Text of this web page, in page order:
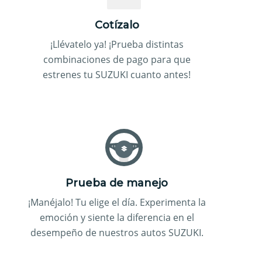
Cotízalo
¡Llévatelo ya! ¡Prueba distintas
combinaciones de pago para que
estrenes tu SUZUKI cuanto antes!
Prueba de manejo
¡Manéjalo! Tu elige el día. Experimenta la
emoción y siente la diferencia en el
desempeño de nuestros autos SUZUKI.